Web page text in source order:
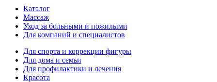
Каталог
Массаж
Уход за больными и пожилыми
Для компаний и специалистов
Для спорта и коррекции фигуры
Для дома и семьи
Для профилактики и лечения
Красота